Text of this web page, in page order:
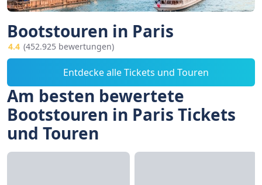
Bootstouren in Paris
4.4 (452.925 bewertungen)
Entdecke alle Tickets und Touren
Am besten bewertete
Bootstouren in Paris Tickets
und Touren